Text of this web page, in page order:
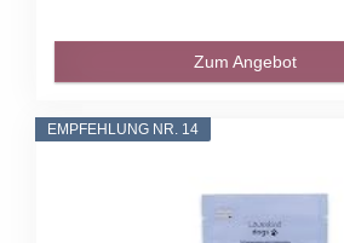
Zum Angebot
EMPFEHLUNG NR. 14